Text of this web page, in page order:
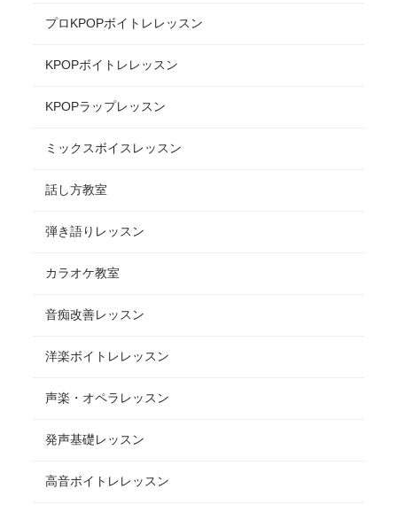
プロKPOPボイトレレッスン
KPOPボイトレレッスン
KPOPラップレッスン
ミックスボイスレッスン
話し方教室
弾き語りレッスン
カラオケ教室
音痴改善レッスン
洋楽ボイトレレッスン
声楽・オペラレッスン
発声基礎レッスン
高音ボイトレレッスン